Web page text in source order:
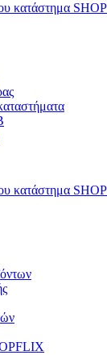
κατάστημα
κατάστημα